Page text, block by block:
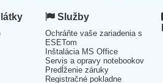
Služby
Ochráňte vaše zariadenia s
ESETom
Inštalácia MS Office
Servis a opravy notebookov
Predĺženie záruky
Registračné pokladne